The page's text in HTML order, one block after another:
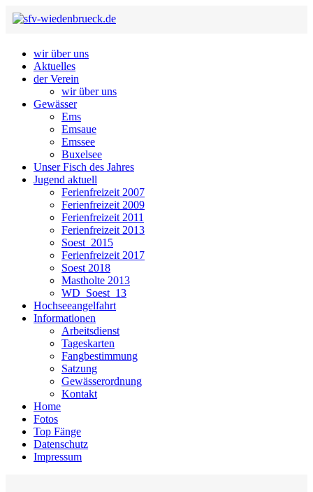
wir über uns
Aktuelles
der Verein
wir über uns
Gewässer
Ems
Emsaue
Emssee
Buxelsee
Unser Fisch des Jahres
Jugend aktuell
Ferienfreizeit 2007
Ferienfreizeit 2009
Ferienfreizeit 2011
Ferienfreizeit 2013
Soest_2015
Ferienfreizeit 2017
Soest 2018
Mastholte 2013
WD_Soest_13
Hochseeangelfahrt
Informationen
Arbeitsdienst
Tageskarten
Fangbestimmung
Satzung
Gewässerordnung
Kontakt
Home
Fotos
Top Fänge
Datenschutz
Impressum